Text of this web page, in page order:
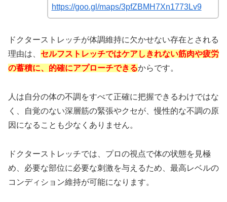
https://goo.gl/maps/3pfZBMH7Xn1773Lv9
ドクターストレッチが体調維持に欠かせない存在とされる
理由は、 セルフストレッチではケアしきれない筋肉や疲労
の蓄積に、的確にアプローチできるからです。
人は自分の体の不調をすべて正確に把握できるわけではな
く、自覚のない深層筋の緊張やクセが、慢性的な不調の原
因になることも少なくありません。
ドクターストレッチでは、プロの視点で体の状態を見極
め、必要な部位に必要な刺激を与えるため、最高レベルの
コンディション維持が可能になります。